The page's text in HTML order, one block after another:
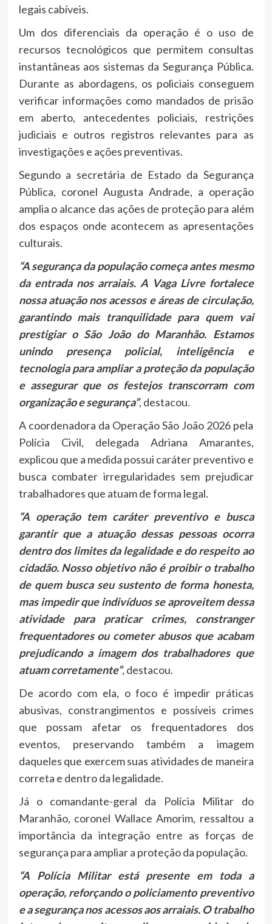
legais cabíveis.
Um dos diferenciais da operação é o uso de
recursos tecnológicos que permitem consultas
instantâneas aos sistemas da Segurança Pública.
Durante as abordagens, os policiais conseguem
verificar informações como mandados de prisão
em aberto, antecedentes policiais, restrições
judiciais e outros registros relevantes para as
investigações e ações preventivas.
Segundo a secretária de Estado da Segurança
Pública, coronel Augusta Andrade, a operação
amplia o alcance das ações de proteção para além
dos espaços onde acontecem as apresentações
culturais.
“A segurança da população começa antes mesmo
da entrada nos arraiais. A Vaga Livre fortalece
nossa atuação nos acessos e áreas de circulação,
garantindo mais tranquilidade para quem vai
prestigiar o São João do Maranhão. Estamos
unindo presença policial, inteligência e
tecnologia para ampliar a proteção da população
e assegurar que os festejos transcorram com
organização e segurança”, destacou.
A coordenadora da Operação São João 2026 pela
Polícia Civil, delegada Adriana Amarantes,
explicou que a medida possui caráter preventivo e
busca combater irregularidades sem prejudicar
trabalhadores que atuam de forma legal.
“A operação tem caráter preventivo e busca
garantir que a atuação dessas pessoas ocorra
dentro dos limites da legalidade e do respeito ao
cidadão. Nosso objetivo não é proibir o trabalho
de quem busca seu sustento de forma honesta,
mas impedir que indivíduos se aproveitem dessa
atividade para praticar crimes, constranger
frequentadores ou cometer abusos que acabam
prejudicando a imagem dos trabalhadores que
atuam corretamente”, destacou.
De acordo com ela, o foco é impedir práticas
abusivas, constrangimentos e possíveis crimes
que possam afetar os frequentadores dos
eventos, preservando também a imagem
daqueles que exercem suas atividades de maneira
correta e dentro da legalidade.
Já o comandante-geral da Polícia Militar do
Maranhão, coronel Wallace Amorim, ressaltou a
importância da integração entre as forças de
segurança para ampliar a proteção da população.
“A Polícia Militar está presente em toda a
operação, reforçando o policiamento preventivo
e a segurança nos acessos aos arraiais. O trabalho